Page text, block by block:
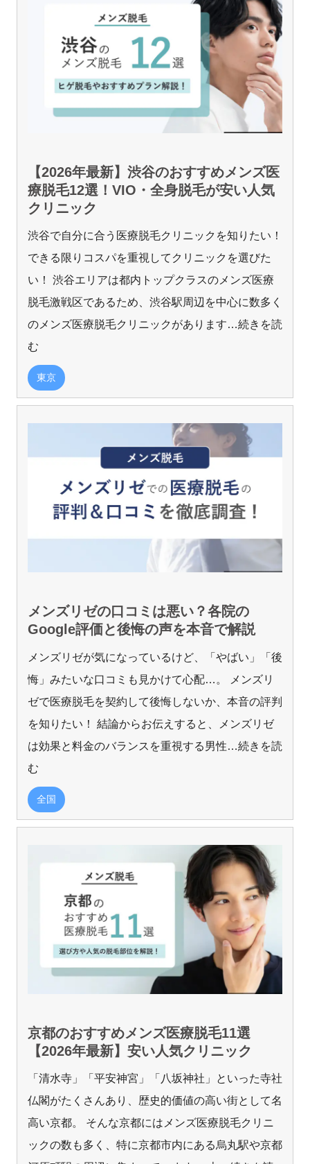
【2026年最新】渋谷のおすすめメンズ医
療脱毛12選！VIO・全身脱毛が安い人気
クリニック
渋谷で自分に合う医療脱毛クリニックを知りたい！
できる限りコスパを重視してクリニックを選びた
い！ 渋谷エリアは都内トップクラスのメンズ医療
脱毛激戦区であるため、渋谷駅周辺を中心に数多く
のメンズ医療脱毛クリニックがあります…続きを読
む
東京
メンズリゼの口コミは悪い？各院の
Google評価と後悔の声を本音で解説
メンズリゼが気になっているけど、「やばい」「後
悔」みたいな口コミも見かけて心配…。 メンズリ
ゼで医療脱毛を契約して後悔しないか、本音の評判
を知りたい！ 結論からお伝えすると、メンズリゼ
は効果と料金のバランスを重視する男性…続きを読
む
全国
京都のおすすめメンズ医療脱毛11選
【2026年最新】安い人気クリニック
「清水寺」「平安神宮」「八坂神社」といった寺社
仏閣がたくさんあり、歴史的価値の高い街として名
高い京都。 そんな京都にはメンズ医療脱毛クリニ
ックの数も多く、特に京都市内にある烏丸駅や京都